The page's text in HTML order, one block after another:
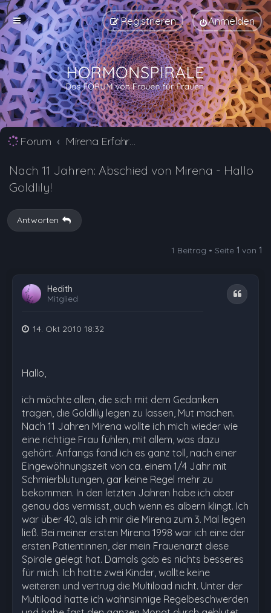
Anmelden
Registrieren
Forum Mirena Erfahrungsberichte und Nebenwirkungen
Nach 11 Jahren: Abschied von Mirena - Hallo
Goldlily!
Antworten
1 Beitrag • Seite 1 von 1
Hedith
Mitglied
Zitat
14. Okt 2010 18:32
Hallo,
ich möchte allen, die sich mit dem Gedanken
tragen, die Goldlily legen zu lassen, Mut machen.
Nach 11 Jahren Mirena wollte ich mich wieder wie
eine richtige Frau fühlen, mit allem, was dazu
gehört. Anfangs fand ich es ganz toll, nach einer
Eingewöhnungszeit von ca. einem 1/4 Jahr mit
Schmierblutungen, gar keine Regel mehr zu
bekommen. In den letzten Jahren habe ich aber
genau das vermisst, auch wenn es albern klingt. Ich
war über 40, als ich mir die Mirena zum 3. Mal legen
ließ. Bei meiner ersten Mirena 1998 war ich eine der
ersten Patientinnen, der mein Frauenarzt diese
Spirale gelegt hat. Damals gab es nichts besseres
für mich. Ich hatte zwei Kinder, wollte keine
weiteren und vertrug die Multiload nicht. Unter der
Multiload hatte ich wahnsinnige Regelbeschwerden